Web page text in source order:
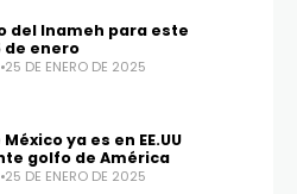
del Inameh para este
de enero
25 DE ENERO DE 2025
ya es en EE.UU
golfo de América
25 DE ENERO DE 2025